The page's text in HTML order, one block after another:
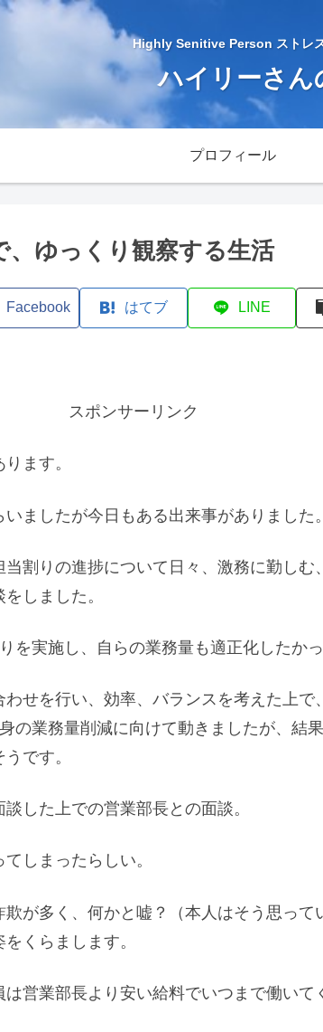
Highly Senitive Person ストレ
ハイリーさん
プロフィール
、ゆっくり観察する生活
Facebook はてブ LINE
スポンサーリンク
ます。
ましたが今日もある出来事がありました。
割りの進捗について日々、激務に勤しむ
しました。
を実施し、自らの業務量も適正化したかっ
せを行い、効率、バランスを考えた上で
の業務量削減に向けて動きましたが、結
です。
した上での営業部長との面談。
しまったらしい。
が多く、何かと嘘？（本人はそう思って
くらまします。
営業部長より安い給料でいつまで働いて